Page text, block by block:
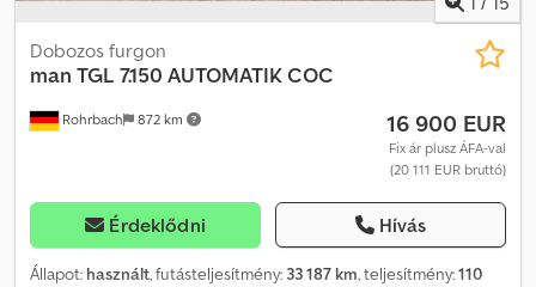
Rohrbach 872 km
Dobozos furgon
man TGL 7.150 AUTOMATIK COC
16 900 EUR
Fix ár plusz ÁFA-val
(20 111 EUR bruttó)
Érdeklődni Hívás
Állapot: használt, futásteljesítmény: 33 187 km, teljesítmény:110